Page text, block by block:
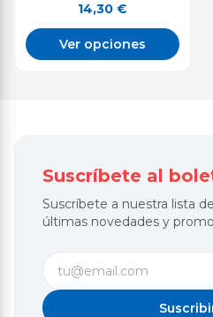
14,30 €
Ver opciones
Suscríbete al
Suscríbete a nuestra lista
últimas novedades y